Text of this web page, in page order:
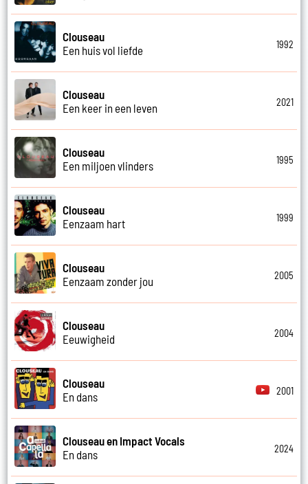
Clouseau
Een huis vol liefde
1992
Clouseau
Een keer in een leven
2021
Clouseau
Een miljoen vlinders
1995
Clouseau
Eenzaam hart
1999
Clouseau
Eenzaam zonder jou
2005
Clouseau
Eeuwigheid
2004
Clouseau
En dans
2001
Clouseau en Impact Vocals
En dans
2024